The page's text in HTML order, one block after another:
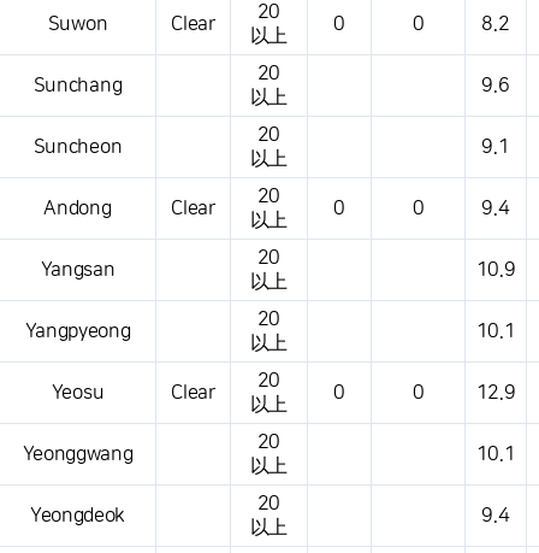
Suwon Clear
20
以上
0 0 8.2
Sunchang
20
以上
9.6
Suncheon
20
以上
9.1
Andong Clear
20
以上
0 0 9.4
Yangsan
20
以上
10.9
Yangpyeong
20
以上
10.1
Yeosu Clear
20
以上
0 0 12.9
Yeonggwang
20
以上
10.1
Yeongdeok
20
以上
9.4